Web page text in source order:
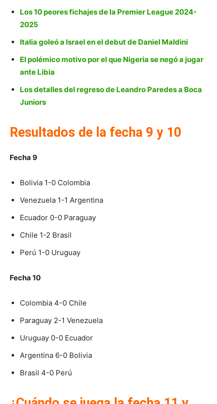
Los 10 peores fichajes de la Premier League 2024-
2025
Italia goleó a Israel en el debut de Daniel Maldini
El polémico motivo por el que Nigeria se negó a jugar
ante Libia
Los detalles del regreso de Leandro Paredes a Boca
Juniors
Resultados de la fecha 9 y 10
Fecha 9
Bolivia 1-0 Colombia
Venezuela 1-1 Argentina
Ecuador 0-0 Paraguay
Chile 1-2 Brasil
Perú 1-0 Uruguay
Fecha 10
Colombia 4-0 Chile
Paraguay 2-1 Venezuela
Uruguay 0-0 Ecuador
Argentina 6-0 Bolivia
Brasil 4-0 Perú